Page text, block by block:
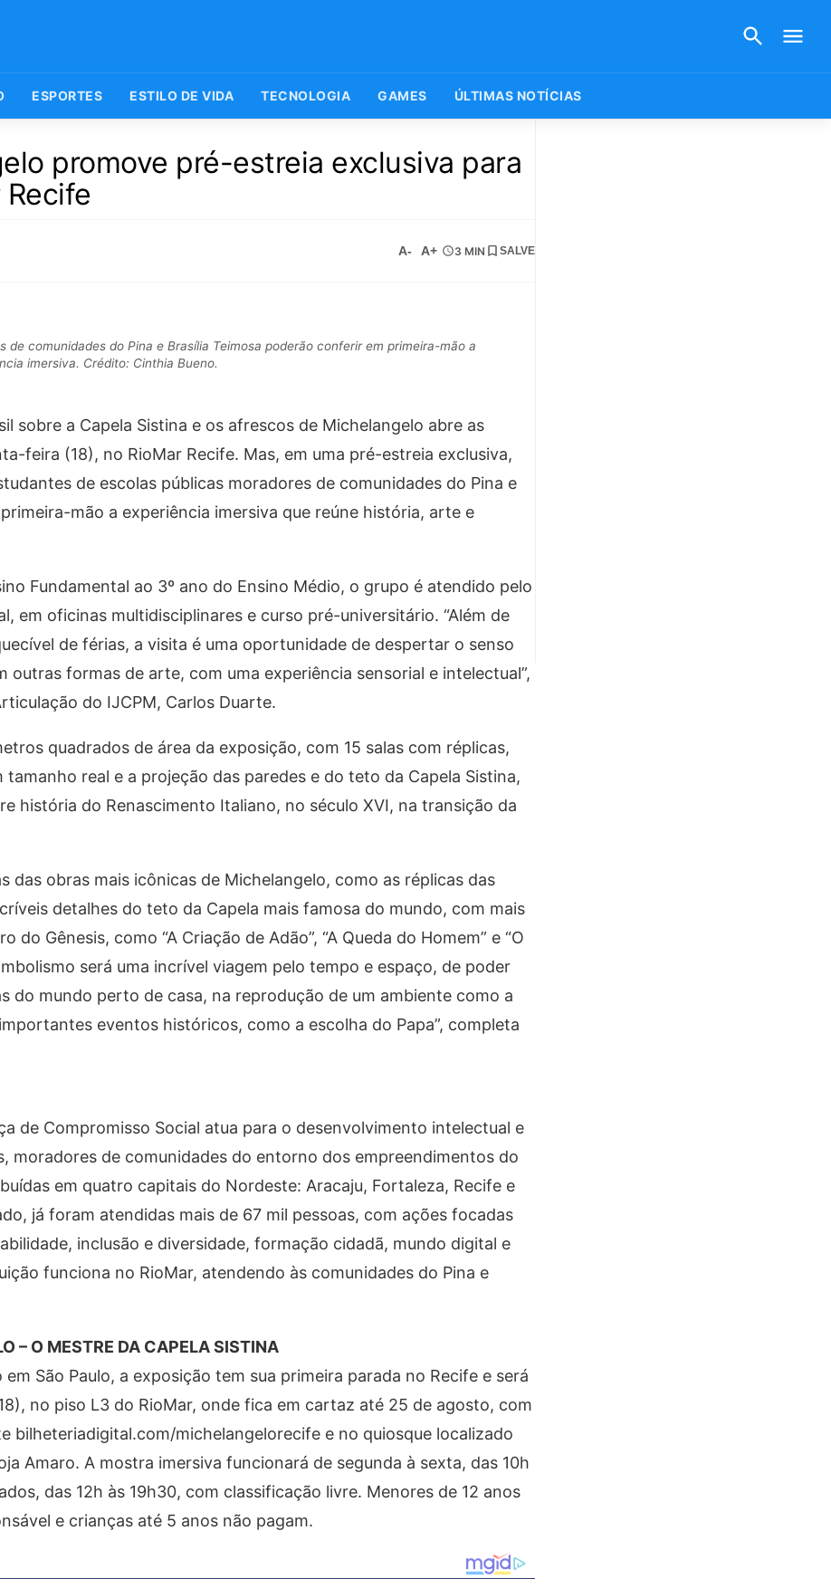
ESPORTES ESTILO DE VIDA TECNOLOGIA GAMES ÚLTIMAS NOTÍCIAS
promove pré-estreia exclusiva para
A- A+ 3 MIN SALVE
comunidades do Pina e Brasília Teimosa poderão conferir em primeira-mão a
imersiva. Crédito: Cinthia Bueno.
sobre a Capela Sistina e os afrescos de Michelangelo abre as
feira (18), no RioMar Recife. Mas, em uma pré-estreia exclusiva,
de escolas públicas moradores de comunidades do Pina e
mão a experiência imersiva que reúne história, arte e
Fundamental ao 3º ano do Ensino Médio, o grupo é atendido pelo
em oficinas multidisciplinares e curso pré-universitário. “Além de
de férias, a visita é uma oportunidade de despertar o senso
formas de arte, com uma experiência sensorial e intelectual”,
do IJCPM, Carlos Duarte.
quadrados de área da exposição, com 15 salas com réplicas,
real e a projeção das paredes e do teto da Capela Sistina,
história do Renascimento Italiano, no século XVI, na transição da
das obras mais icônicas de Michelangelo, como as réplicas das
detalhes do teto da Capela mais famosa do mundo, com mais
Gênesis, como “A Criação de Adão”, “A Queda do Homem” e “O
será uma incrível viagem pelo tempo e espaço, de poder
do mundo perto de casa, na reprodução de um ambiente como a
eventos históricos, como a escolha do Papa”, completa
de Compromisso Social atua para o desenvolvimento intelectual e
moradores de comunidades do entorno dos empreendimentos do
em quatro capitais do Nordeste: Aracaju, Fortaleza, Recife e
já foram atendidas mais de 67 mil pessoas, com ações focadas
inclusão e diversidade, formação cidadã, mundo digital e
funciona no RioMar, atendendo às comunidades do Pina e
– O MESTRE DA CAPELA SISTINA
São Paulo, a exposição tem sua primeira parada no Recife e será
no piso L3 do RioMar, onde fica em cartaz até 25 de agosto, com
bilheteriadigital.com/michelangelorecife e no quiosque localizado
Amaro. A mostra imersiva funcionará de segunda à sexta, das 10h
das 12h às 19h30, com classificação livre. Menores de 12 anos
e crianças até 5 anos não pagam.